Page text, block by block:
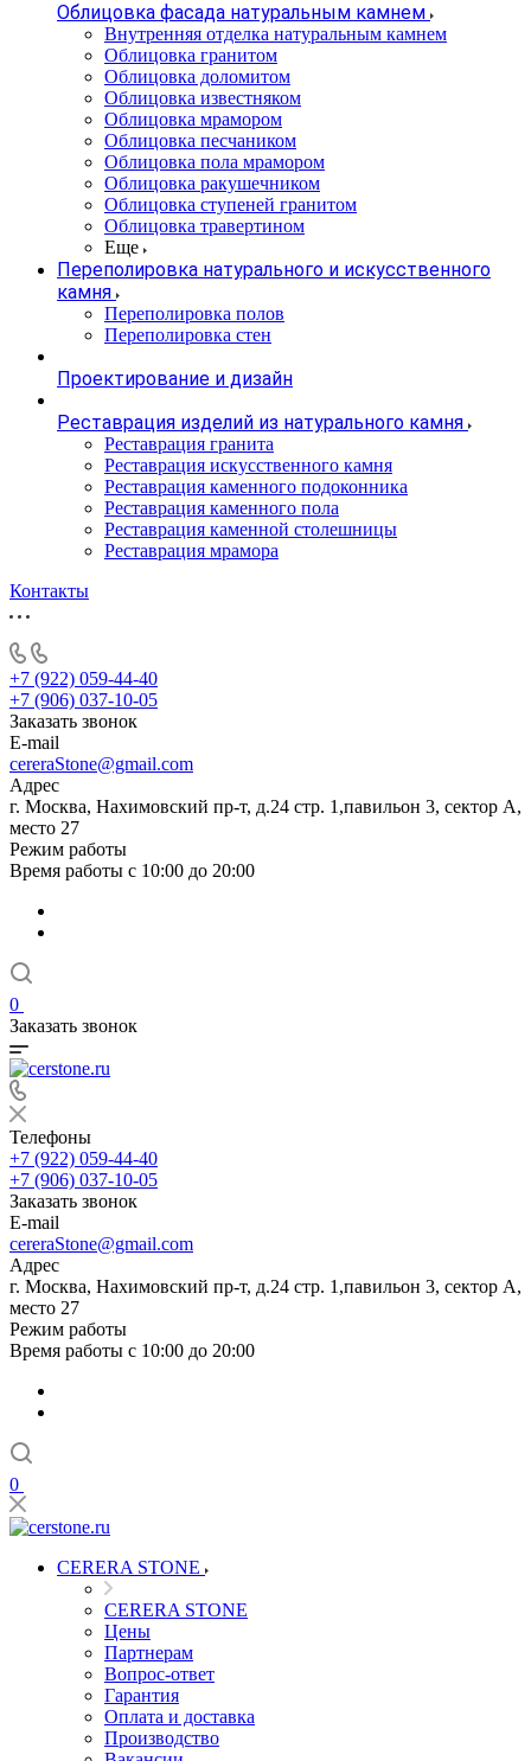
Облицовка фасада натуральным камнем
Внутренняя отделка натуральным камнем
Облицовка гранитом
Облицовка доломитом
Облицовка известняком
Облицовка мрамором
Облицовка песчаником
Облицовка пола мрамором
Облицовка ракушечником
Облицовка ступеней гранитом
Облицовка травертином
Еще
Переполировка натурального и искусственного
камня
Переполировка полов
Переполировка стен
Проектирование и дизайн
Реставрация изделий из натурального камня
Реставрация гранита
Реставрация искусственного камня
Реставрация каменного подоконника
Реставрация каменного пола
Реставрация каменной столешницы
Реставрация мрамора
Контакты
+7 (922) 059-44-40
+7 (906) 037-10-05
Заказать звонок
E-mail
cereraStone@gmail.com
Адрес
г. Москва, Нахимовский пр-т, д.24 стр. 1,павильон 3, сектор А,
место 27
Режим работы
Время работы с 10:00 до 20:00
0
Заказать звонок
Телефоны
+7 (922) 059-44-40
+7 (906) 037-10-05
Заказать звонок
E-mail
cereraStone@gmail.com
Адрес
г. Москва, Нахимовский пр-т, д.24 стр. 1,павильон 3, сектор А,
место 27
Режим работы
Время работы с 10:00 до 20:00
0
CERERA STONE
CERERA STONE
Цены
Партнерам
Вопрос-ответ
Гарантия
Оплата и доставка
Производство